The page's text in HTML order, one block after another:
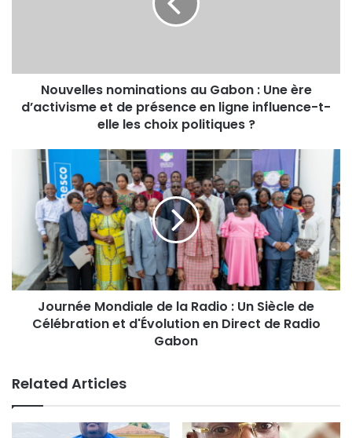
Nouvelles nominations au Gabon : Une ère
d’activisme et de présence en ligne influence-t-
elle les choix politiques ?
Journée Mondiale de la Radio : Un Siècle de
Célébration et d'Évolution en Direct de Radio
Gabon
Related Articles